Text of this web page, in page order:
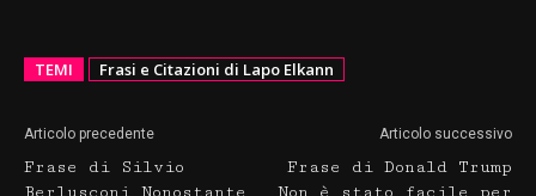
TEMI Frasi e Citazioni di Lapo Elkann
Articolo precedente
Frase di Silvio
Articolo successivo
Frase di Donald Trump